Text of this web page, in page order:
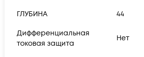
ГЛУБИНА 44
Дифференциальная
токовая защита
Нет